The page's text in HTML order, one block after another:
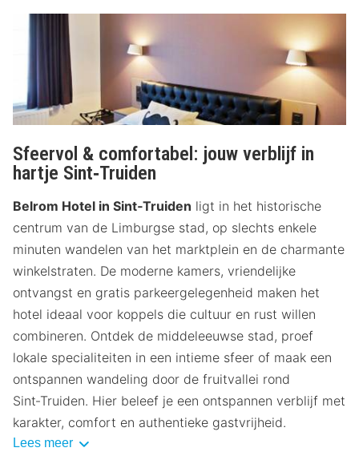
Sfeervol & comfortabel: jouw verblijf in
hartje Sint‑Truiden
Belrom Hotel in Sint‑Truiden ligt in het historische
centrum van de Limburgse stad, op slechts enkele
minuten wandelen van het marktplein en de charmante
winkelstraten. De moderne kamers, vriendelijke
ontvangst en gratis parkeergelegenheid maken het
hotel ideaal voor koppels die cultuur en rust willen
combineren. Ontdek de middeleeuwse stad, proef
lokale specialiteiten in een intieme sfeer of maak een
ontspannen wandeling door de fruitvallei rond
Sint‑Truiden. Hier beleef je een ontspannen verblijf met
karakter, comfort en authentieke gastvrijheid.
Lees meer